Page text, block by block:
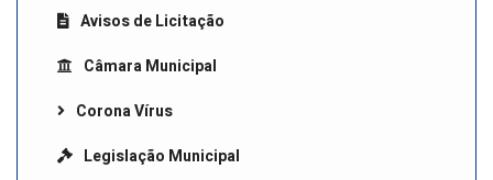
Avisos de Licitação
Câmara Municipal
Corona Vírus
Legislação Municipal